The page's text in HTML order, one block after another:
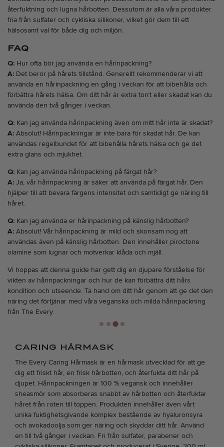
återfuktning och lugna hårbotten. Dessutom är alla våra produkter
fria från sulfater och cykliska silikoner, vilket gör dem till ett
hälsosamt val för både dig och miljön.
FAQ
Q: Hur ofta bör jag använda en hårinpackning?
A: Det beror på hårets tillstånd. Generellt rekommenderar vi att
använda en hårinpackning en gång i veckan för att bibehålla och
förbättra hårets hälsa. Om ditt hår är extra torrt eller skadat kan du
använda den två gånger i veckan.
Q: Kan jag använda hårinpackning även om mitt hår inte är skadat?
A: Absolut! Hårinpackningar är inte bara för skadat hår. De kan
användas regelbundet för att bibehålla hårets hälsa och ge det
extra glans och mjukhet.
Q: Kan jag använda hårinpackning på färgat hår?
A: Ja, vår hårinpackning är säker att använda på färgat hår. Den
hjälper till att bevara färgens intensitet och samtidigt ge näring till
håret.
Q: Kan jag använda er hårinpackning på känslig hårbotten?
A: Absolut! Vår hårinpackning är mild och skonsam nog att
användas även på känslig hårbotten. Den innehåller piroctone
olamine som lugnar och motverkar klåda och mjäll.
Vi hoppas att denna guide har gett dig en djupare förståelse för
vikten av hårinpackningar och hur de kan förbättra ditt hårs
kondition och utseende. Ta hand om ditt hår genom att ge det den
näring det förtjänar med våra veganska och milda hårinpackning
från The Every.
CARING HÅRMASK
The Every Caring Hårmask är en hårmask utvecklad för att ge
dig ett friskt hår, en frisk hårbotten, och återfukta ditt hår på
djupet. Hårinpackningen är 100 % vegansk och innehåller
sheasmör som absorberas snabbt av hårbotten och återfuktar
håret från roten till toppen. Produkten innehåller även vårt
unika fuktighetsgivande komplex bestående av hyaluronsyra
och avokadoolja som ger näring och skyddar ditt hår. Använd
en till två gånger i veckan. Fri från sulfater, parabener och